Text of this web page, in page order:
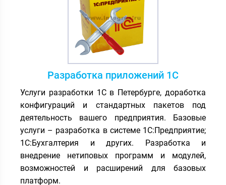
информационнойбезопасности
грамотный подход к коммутации и топологии
сети. Специалисты “Интегрус” оказывают услуги
по подключению коммутационного
оборудования, а также проектированию,
монтажу СКСиЛВСпод ключс последующим
обслуживанием .
IP-телефония, АТС . Качественная связь – один
из самых важных аспектов успешности бизнеса.
Современные технологии позволяют обеспечить
компанию качественной, надежной и недорогой
связью. Наши специалисты готовы
организовать и настроить IP-телефониюв офисе
с учетом потребностей предприятия. Если
Разработка приложений 1С
Услуги разработки 1С в Петербурге, доработка
конфигураций и стандартных пакетов под
деятельность вашего предприятия. Базовые
услуги – разработка в системе 1С:Предприятие;
1С:Бухгалтерия и других. Разработка и
внедрение нетиповых программ и модулей,
возможностей и расширений для базовых
платформ.